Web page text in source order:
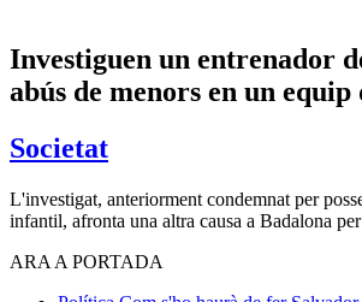
Investiguen un entrenador
abús de menors en un equip
Societat
L'investigat, anteriorment condemnat per
infantil, afronta una altra causa a Badalona
ARA A PORTADA